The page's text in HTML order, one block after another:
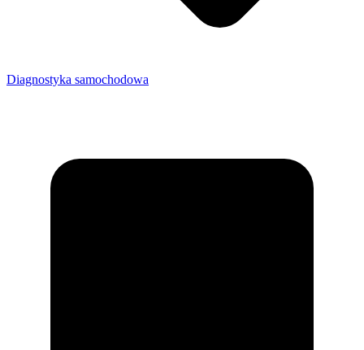
Diagnostyka samochodowa